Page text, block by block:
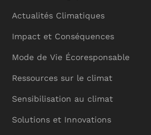
Actualités Climatiques
Impact et Conséquences
Mode de Vie Écoresponsable
Ressources sur le climat
Sensibilisation au climat
Solutions et Innovations